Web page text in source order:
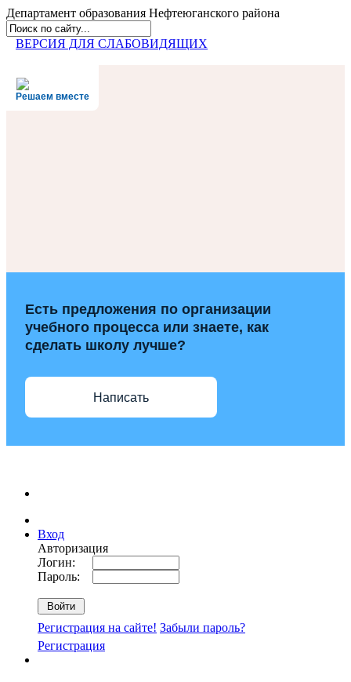
Департамент образования Нефтеюганского района
ВЕРСИЯ ДЛЯ СЛАБОВИДЯЩИХ
Решаем вместе
Есть предложения по организации
учебного процесса или знаете, как
сделать школу лучше?
Написать
Вход
Авторизация
Логин:
Пароль:
Регистрация на сайте! Забыли пароль?
Регистрация